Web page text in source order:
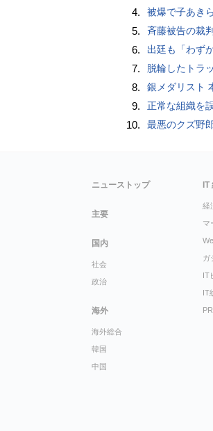
4. 被爆で子あき
5. 斉藤被告の裁
6. 出廷も「わず
7. 脱輪したトラ
8. 銀メダリスト
9. 正常な組織を
10. 最悪のクズ野
ニューストップ
主要
国内
社会
政治
海外
海外総合
韓国
中国
IT
経
マ
ガ
IT
IT
PR